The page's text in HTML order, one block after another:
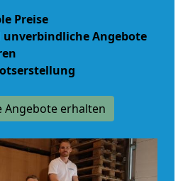
Preise
Angebote
Angebote erhalten